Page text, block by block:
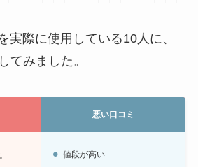
実際に使用している10人に、
てみました。
悪い口コミ
値段が高い